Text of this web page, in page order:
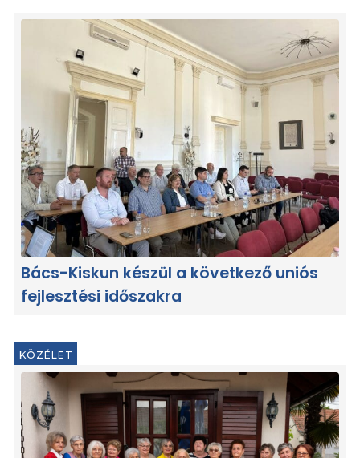
Bács-Kiskun készül a következő uniós
fejlesztési időszakra
KÖZÉLET